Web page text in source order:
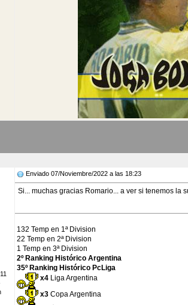
Enviado 07/Noviembre/2022 a las 18:23
Si... muchas gracias Romario... a ver si tenemos la
132 Temp en 1ª Division
22 Temp en 2ª Division
1 Temp en 3ª Division
2º Ranking Histórico Argentina
35º Ranking Histórico PcLiga
x4 Liga Argentina
x3 Copa Argentina